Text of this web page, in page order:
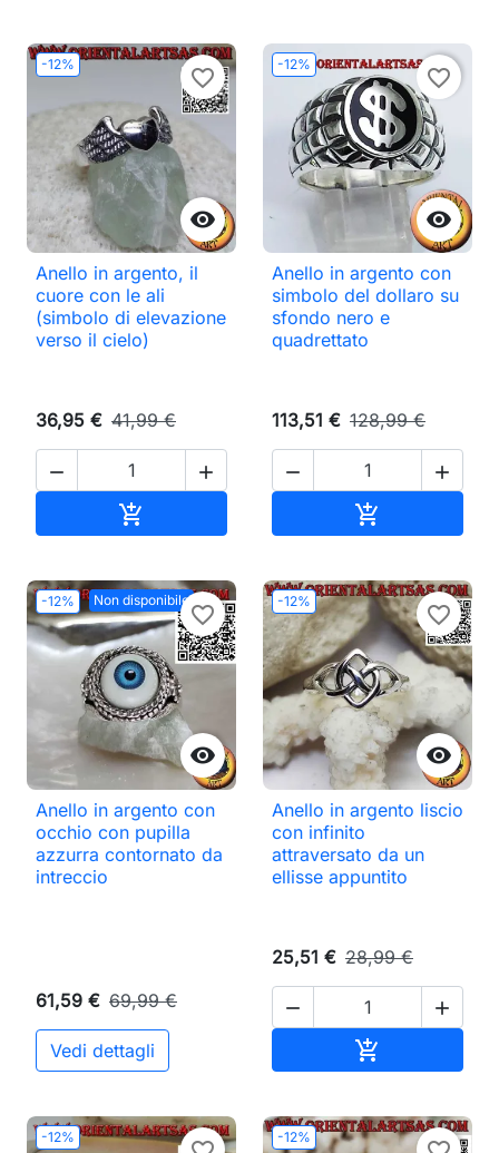
-12%

favorite_border
Anello in argento, il
cuore con le ali
(simbolo di elevazione
verso il cielo)
36,95 € 41,99 €
 

-12%

favorite_border
Anello in argento con
simbolo del dollaro su
sfondo nero e
quadrettato
113,51 € 128,99 €
 

-12% Non disponibile

favorite_border
Anello in argento con
occhio con pupilla
azzurra contornato da
intreccio
61,59 € 69,99 €
Vedi dettagli
-12%

favorite_border
Anello in argento liscio
con infinito
attraversato da un
ellisse appuntito
25,51 € 28,99 €
 

-12% -12%